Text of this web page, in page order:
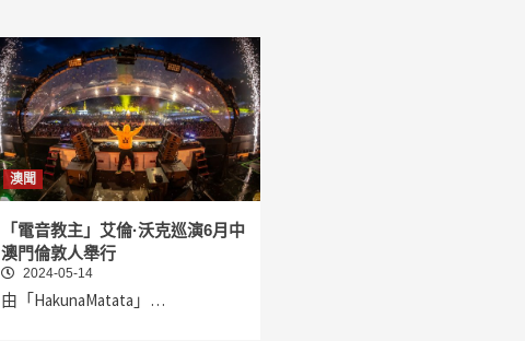
澳聞
「電音教主」艾倫·沃克巡演6月中
澳門倫敦人舉行
2024-05-14
由「HakunaMatata」…